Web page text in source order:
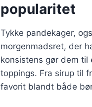
popularitet
Tykke pandekager,
morgenmadsret, der
konsistens gør dem
toppings. Fra sirup til
favorit blandt både